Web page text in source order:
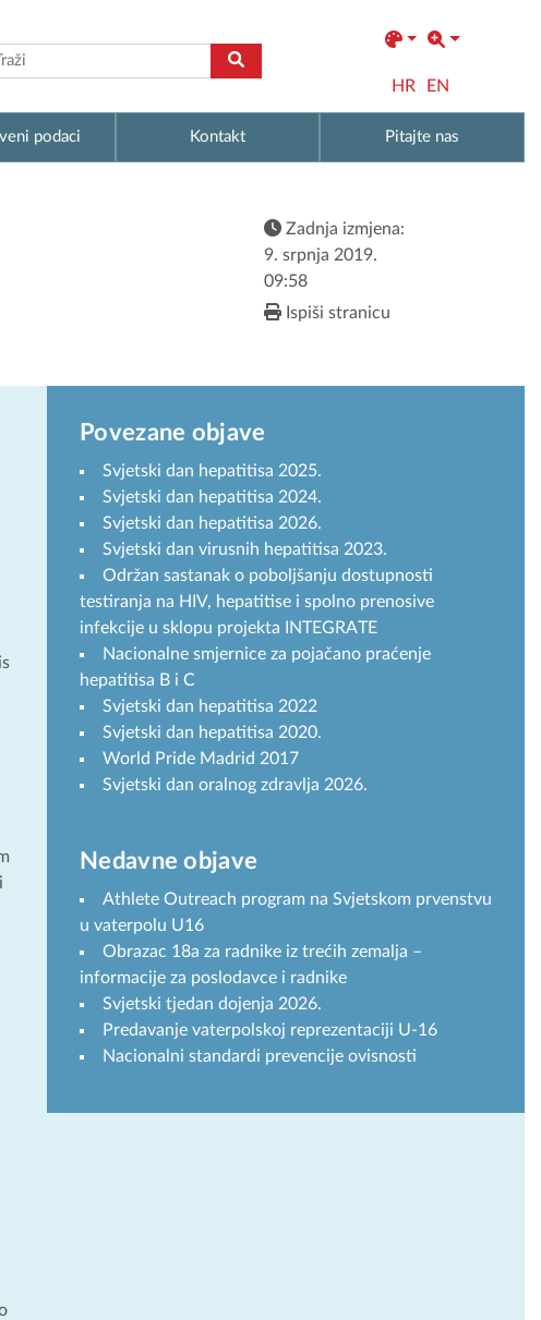
HR EN
podaci Kontakt Pitajte nas
Zadnja izmjena:
9. srpnja 2019.
09:58
Ispiši stranicu
Povezane objave
Svjetski dan hepatitisa 2025.
Svjetski dan hepatitisa 2024.
Svjetski dan hepatitisa 2026.
Svjetski dan virusnih hepatitisa 2023.
Održan sastanak o poboljšanju dostupnosti
testiranja na HIV, hepatitise i spolno prenosive
infekcije u sklopu projekta INTEGRATE
Nacionalne smjernice za pojačano praćenje
hepatitisa B i C
Svjetski dan hepatitisa 2022
Svjetski dan hepatitisa 2020.
World Pride Madrid 2017
Svjetski dan oralnog zdravlja 2026.
Nedavne objave
Athlete Outreach program na Svjetskom prvenstvu
u vaterpolu U16
Obrazac 18a za radnike iz trećih zemalja –
informacije za poslodavce i radnike
Svjetski tjedan dojenja 2026.
Predavanje vaterpolskoj reprezentaciji U-16
Nacionalni standardi prevencije ovisnosti